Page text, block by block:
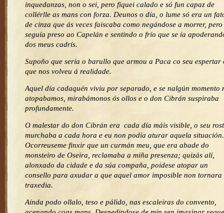
inquedanzas, non o sei, pero fiquei calado e só fun capaz de
collérlle as mans con forza. Deunos o día, o lume só era un
de cinza que ás veces faiscaba como negándose a morrer, pero
seguía preso ao Capelán e sentindo o frío que se ía
dos meus cadrís.
Supoño que sería o barullo que armou a Paca co seu espertar
que nos volveu á realidade.
Aquel día cadaquén viviu por separado, e se nalgún momento
atopabamos, mirabámonos ós ollos e o don Cibrán suspiraba
profundamente.
O malestar do don Cibrán era cada día máis visible, o seu
murchaba a cada hora e eu non podía aturar aquela situación.
Ocorreuseme finxir que un curmán meu, que era abade do
monsteiro de Oseira, reclamaba a miña presenza; quizás alí,
alonxado da cidade e da súa compaña, poidese atopar un
consello para axudar a que aquel amor imposible non tornara
traxedia.
Aínda podo ollalo, teso e pálido, nas escaleiras do convento,